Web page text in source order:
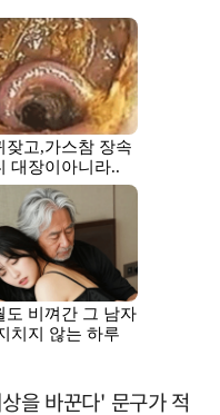
을 바꾼다' 문구가 적